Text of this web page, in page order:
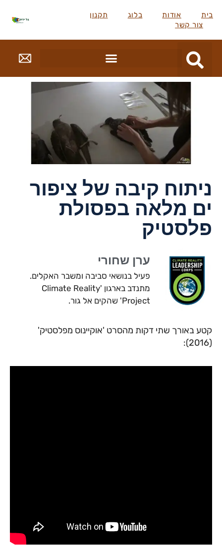
בית אודות בלוג
תקנון
צור קשר
ניתוח קיבה של ציפור
ים מלאה בפסולת
פלסטיק
ערן שחורי
פעיל בנושאי סביבה ומשבר האקלים.
מתנדב בארגון 'Climate Reality
Project' שהקים אל גור.
קטע באורך שתי דקות מהסרט 'אוקיינוס מפלסטיק'
(2016):